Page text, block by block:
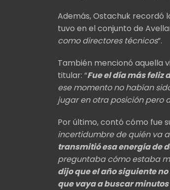
Además, Ostachuk recordó
tuvo en el conjunto de
como directores técnicos”.
También mencionó aquella
titular: “Fue el día más feliz
ese momento no habían
jugar en otra posición pero
Por último, contó cómo fue
incertidumbre de quién va
transmitió esa energía de
preguntaba cómo estaba
dijo que el año siguiente
que vaya a buscar